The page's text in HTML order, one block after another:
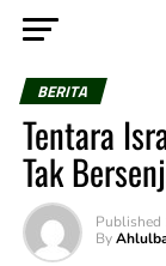
BERITA
Tentara
Tak
Published
By